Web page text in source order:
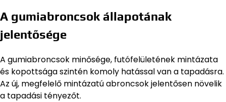
A gumiabroncsok állapotának
jelentősége
A gumiabroncsok minősége, futófelületének mintázata
és kopottsága szintén komoly hatással van a tapadásra.
Az új, megfelelő mintázatú abroncsok jelentősen növelik
a tapadási tényezőt.